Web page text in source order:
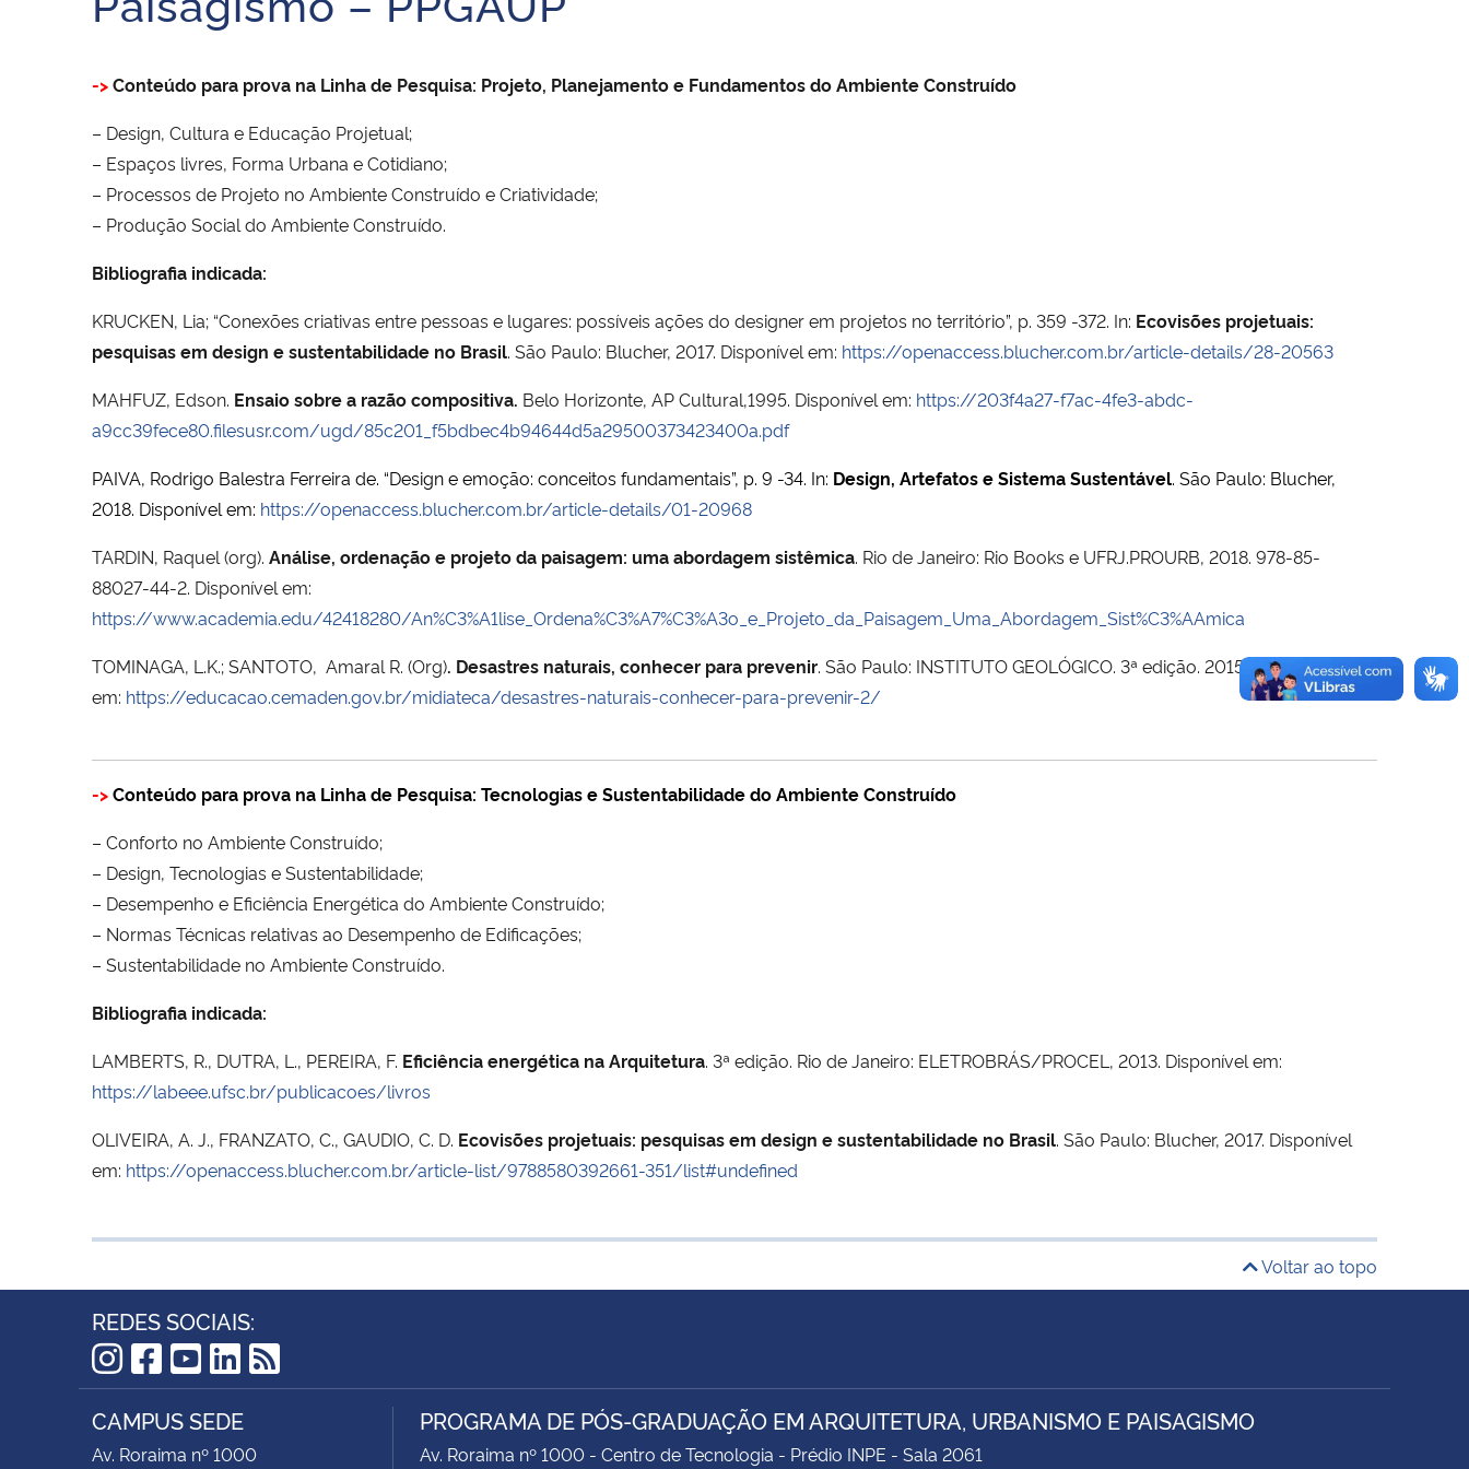
->Conteúdo para prova na Linha de Pesquisa: Projeto, Planejamento e Fundamentos do Ambiente Construído
– Design, Cultura e Educação Projetual;
– Espaços livres, Forma Urbana e Cotidiano;
– Processos de Projeto no Ambiente Construído e Criatividade;
– Produção Social do Ambiente Construído.
Bibliografia indicada:
KRUCKEN, Lia; “Conexões criativas entre pessoas e lugares: possíveis ações do designer em projetos no território”, p. 359 -372. In: Ecovisões projetuais:
pesquisas em design e sustentabilidade no Brasil. São Paulo: Blucher, 2017. Disponível em: https://openaccess.blucher.com.br/article-details/28-20563
MAHFUZ, Edson. Ensaio sobre a razão compositiva. Belo Horizonte, AP Cultural,1995. Disponível em: https://203f4a27-f7ac-4fe3-abdc-
a9cc39fece80.filesusr.com/ugd/85c201_f5bdbec4b94644d5a29500373423400a.pdf
PAIVA, Rodrigo Balestra Ferreira de. “Design e emoção: conceitos fundamentais”, p. 9 -34. In: Design, Artefatos e Sistema Sustentável. São Paulo: Blucher,
2018. Disponível em: https://openaccess.blucher.com.br/article-details/01-20968
TARDIN, Raquel (org). Análise, ordenação e projeto da paisagem: uma abordagem sistêmica. Rio de Janeiro: Rio Books e UFRJ.PROURB, 2018. 978-85-
88027-44-2. Disponível em:
https://www.academia.edu/42418280/An%C3%A1lise_Ordena%C3%A7%C3%A3o_e_Projeto_da_Paisagem_Uma_Abordagem_Sist%C3%AAmica
TOMINAGA, L.K.; SANTOTO, Amaral R. (Org). Desastres naturais, conhecer para prevenir. São Paulo: INSTITUTO GEOLÓGICO. 3ª edição. 2015. Disponível
em: https://educacao.cemaden.gov.br/midiateca/desastres-naturais-conhecer-para-prevenir-2/
->Conteúdo para prova na Linha de Pesquisa: Tecnologias e Sustentabilidade do Ambiente Construído
– Conforto no Ambiente Construído;
– Design, Tecnologias e Sustentabilidade;
– Desempenho e Eficiência Energética do Ambiente Construído;
– Normas Técnicas relativas ao Desempenho de Edificações;
– Sustentabilidade no Ambiente Construído.
Bibliografia indicada:
LAMBERTS, R., DUTRA, L., PEREIRA, F. Eficiência energética na Arquitetura. 3ª edição. Rio de Janeiro: ELETROBRÁS/PROCEL, 2013. Disponível em:
https://labeee.ufsc.br/publicacoes/livros
OLIVEIRA, A. J., FRANZATO, C., GAUDIO, C. D. Ecovisões projetuais: pesquisas em design e sustentabilidade no Brasil. São Paulo: Blucher, 2017. Disponível
em: https://openaccess.blucher.com.br/article-list/9788580392661-351/list#undefined
Voltar ao topo
REDES SOCIAIS:
Instagram
Facebook
YouTube
LinkedIn
RSS
CAMPUS SEDE
Av. Roraima nº 1000
PROGRAMA DE PÓS-GRADUAÇÃO EM ARQUITETURA, URBANISMO E PAISAGISMO
Av. Roraima nº 1000 - Centro de Tecnologia - Prédio INPE - Sala 2061